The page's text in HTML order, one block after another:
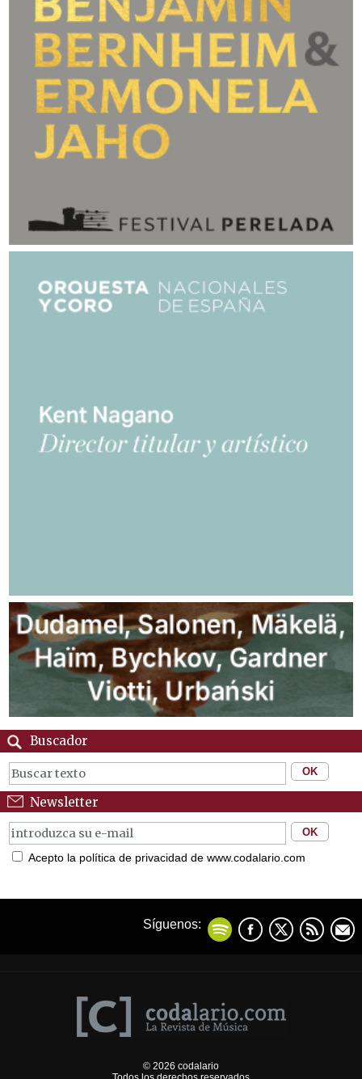
Buscador
Newsletter
Acepto la política de privacidad de www.codalario.com
Síguenos:
© 2026 codalario